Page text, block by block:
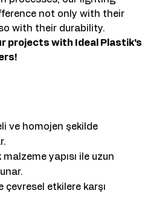
not only with their
with their durability.
projects with Ideal Plastik's
ve homojen şekilde
malzeme yapısı ile uzun
çevresel etkilere karşı